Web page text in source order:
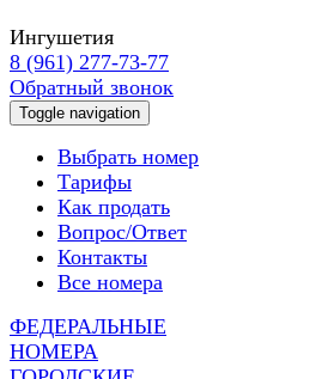
Ингушетия
8 (961) 277-73-77
Обратный звонок
Toggle navigation
Выбрать номер
Тарифы
Как продать
Вопрос/Ответ
Контакты
Все номера
ФЕДЕРАЛЬНЫЕ
НОМЕРА